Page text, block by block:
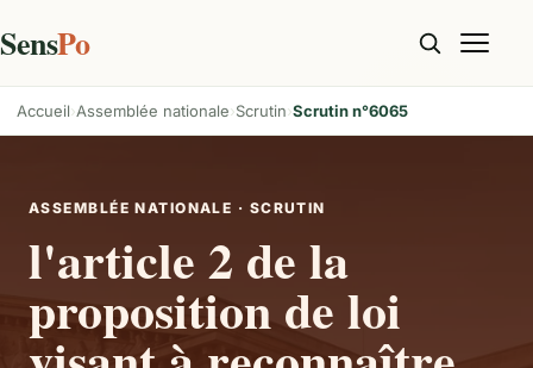
SensPo
Accueil Assemblée nationale Scrutin Scrutin n°6065
ASSEMBLÉE NATIONALE · SCRUTIN
l'article 2 de la
proposition de loi